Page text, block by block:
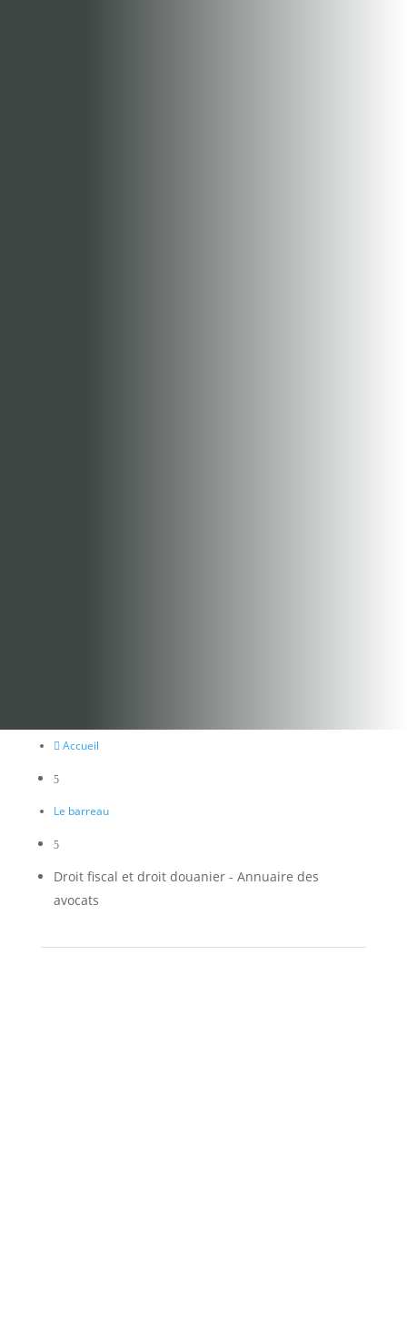
 Accueil
5
Le barreau
5
Droit fiscal et droit douanier - Annuaire des
avocats